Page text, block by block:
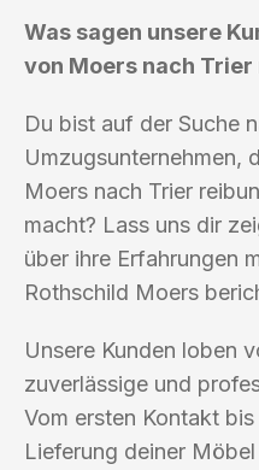
Was sagen unsere
von Moers nach Trier
Du bist auf der Suche
Umzugsunternehmen,
Moers nach Trier
macht? Lass uns dir
über ihre Erfahrungen
Rothschild Moers
Unsere Kunden loben
zuverlässige und
Vom ersten Kontakt
Lieferung deiner